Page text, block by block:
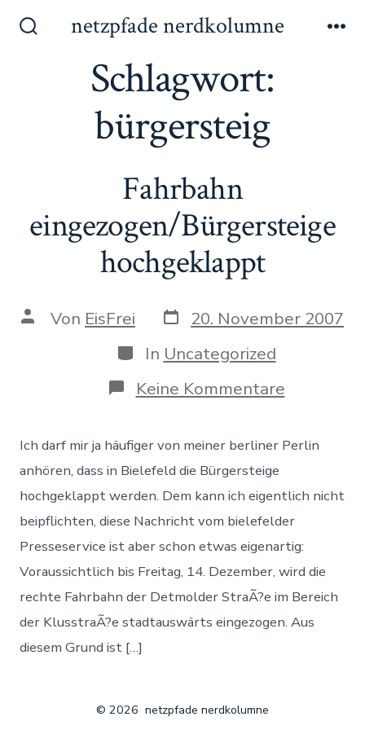
Inhalt
ein-/ausblenden
netzpfade nerdkolumne
Schlagwort:
bürgersteig
Fahrbahn
eingezogen/Bürgersteige
hochgeklappt
AutorVon EisFrei Datum
des
Beitrags
20. November 2007
Kategorien
In Uncategorized
Keine Kommentarezu
Fahrbahn
Ich darf mir ja häufiger von meiner berliner Perlin
anhören, dass in Bielefeld die Bürgersteige
hochgeklappt werden. Dem kann ich eigentlich nicht
beipflichten, diese Nachricht vom bielefelder
Presseservice ist aber schon etwas eigenartig:
Voraussichtlich bis Freitag, 14. Dezember, wird die
rechte Fahrbahn der Detmolder StraÃ?e im Bereich
der KlusstraÃ?e stadtauswärts eingezogen. Aus
diesem Grund ist […]
© 2026 netzpfade nerdkolumne